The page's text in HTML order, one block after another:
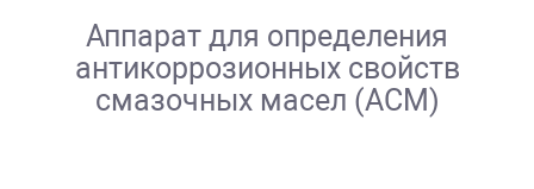
Аппарат для определения
антикоррозионных свойств
смазочных масел (АСМ)